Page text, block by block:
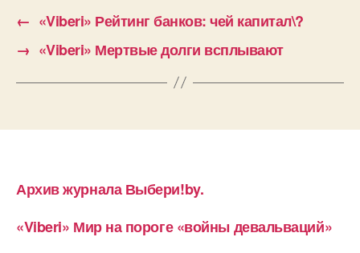
← «Viberi» Рейтинг банков: чей капитал\?
→ «Viberi» Мертвые долги всплывают
Архив журнала Выбери!by.
«Viberi» Мир на пороге «войны девальваций»